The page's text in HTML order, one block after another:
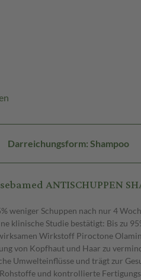
Darreichungsform: Shampoo
ANTISCHUPPEN
weniger Schuppen nach nur 4
klinische Studie bestätigt: Bis zu
Wirkstoff Piroctone
von Kopfhaut und Haar zu
Umwelteinflüsse und trägt zur
und kontrollierte